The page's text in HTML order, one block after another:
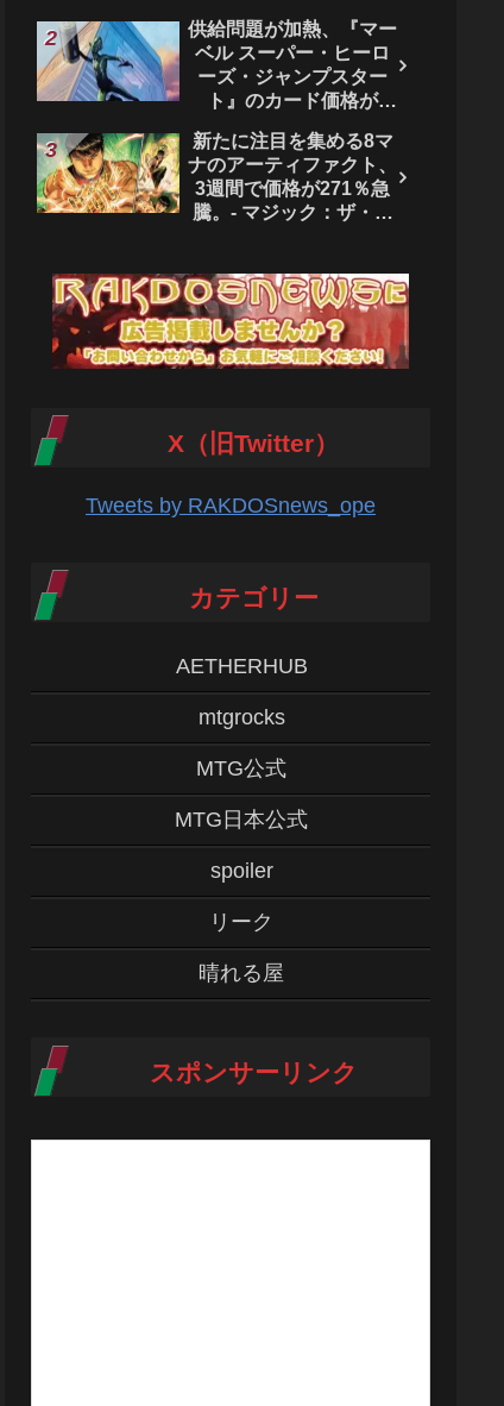
供給問題が加熱、『マー
ベル スーパー・ヒーロ
ーズ・ジャンプスター
ト』のカード価格が
ク：ザ・ギャザリング
新たに注目を集める8マ
ナのアーティファクト、
3週間で価格が271％急
騰。- マジック：ザ・ギ
X（旧Twitter）
Tweets by RAKDOSnews_ope
カテゴリー
AETHERHUB
mtgrocks
MTG公式
MTG日本公式
spoiler
リーク
晴れる屋
スポンサーリンク